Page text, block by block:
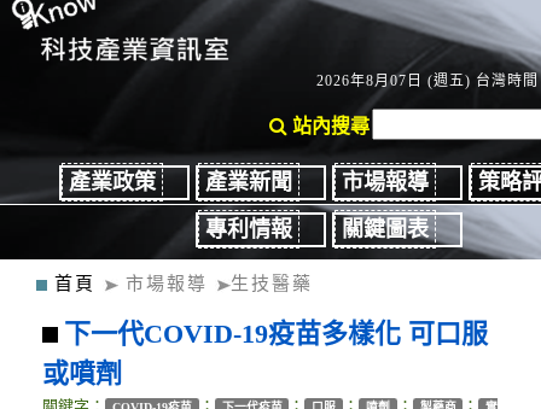
2026年8月07日 (週五) 台灣時間
站內搜尋
產業政策 產業新聞 市場報導
策略
專利情報
關鍵圖表
首頁 市場報導 生技醫藥
下一代COVID-19疫苗多樣化 可口服
或噴劑